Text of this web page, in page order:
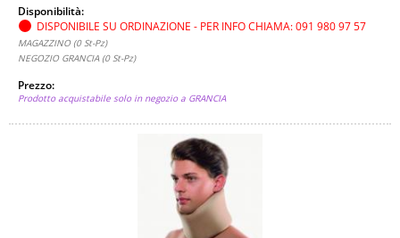
Disponibilità:
DISPONIBILE SU ORDINAZIONE - PER INFO CHIAMA: 091 980 97 57
MAGAZZINO (0 St-Pz)
NEGOZIO GRANCIA (0 St-Pz)
Prezzo:
Prodotto acquistabile solo in negozio a GRANCIA